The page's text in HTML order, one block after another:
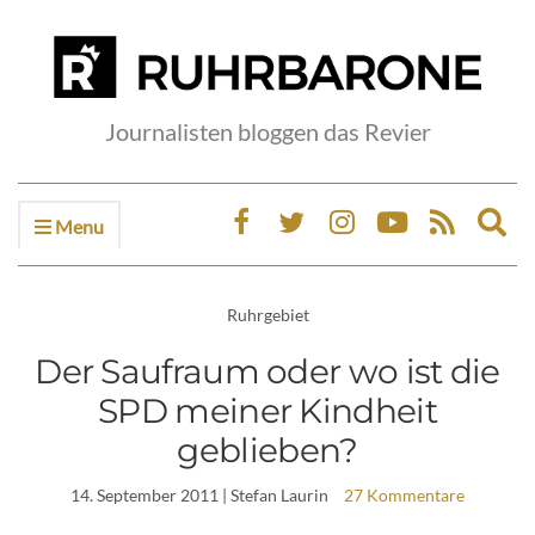
Journalisten bloggen das Revier
Menu
Ruhrgebiet
Der Saufraum oder wo ist die
SPD meiner Kindheit
geblieben?
14. September 2011 | Stefan Laurin 27 Kommentare